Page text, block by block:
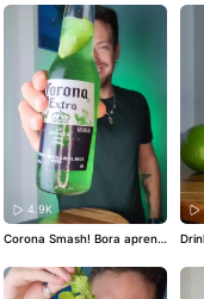
s! Se liga nessa receita brab
a pra quem é fã de um @coi
ntreau.br! 🧡 Ingredientes: -
50 ml de Cointreau - 1/2 lim
ão taiti - Água tônica - Lara
nja desidratada #cointreau
#licordelaranja
#coquetel
rinks #bebidas
m
4.9K
Corona Smash! Bora aprend
r simples na cerveja e que fi
ca uma delícia! 💚
#ma
eito
s